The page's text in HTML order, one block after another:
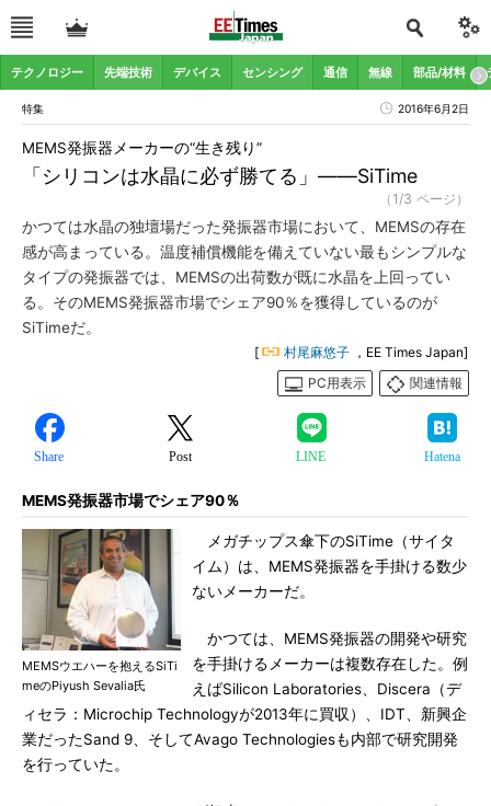
テクノロジー 先端技術 デバイス センシング 通信 無線 部品/材料
特集 2016年6月2日
「シリコンは水晶に必ず勝てる」――SiTime
MEMS発振器メーカーの“生き残り”
（1/3 ページ）
かつては水晶の独壇場だった発振器市場において、MEMSの存在
感が高まっている。温度補償機能を備えていない最もシンプルな
タイプの発振器では、MEMSの出荷数が既に水晶を上回ってい
る。そのMEMS発振器市場でシェア90％を獲得しているのが
SiTimeだ。
[ 村尾麻悠子 ，EE Times Japan]
PC用表示
関連情報
Share Post LINE Hatena
MEMS発振器市場でシェア90％
MEMSウエハーを抱えるSiTi
meのPiyush Sevalia氏
メガチップス傘下のSiTime（サイタ
イム）は、MEMS発振器を手掛ける数少
ないメーカーだ。
かつては、MEMS発振器の開発や研究
を手掛けるメーカーは複数存在した。例
えばSilicon Laboratories、Discera（デ
ィセラ：Microchip Technologyが2013年に買収）、IDT、新興企
業だったSand 9、そしてAvago Technologiesも内部で研究開発
を行っていた。